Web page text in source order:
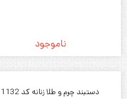
ناموجود
دستبند چرم و طلا زنانه کد 1132